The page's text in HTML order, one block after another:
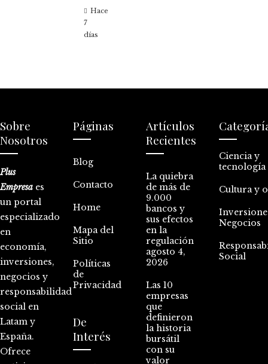
Hace
7
días
Sobre
Nosotros
Plus
Empresa es
un portal
especializado
en
economía,
inversiones,
negocios y
responsabilidad
social en
Latam y
España.
Ofrece
Páginas
Blog
Contacto
Home
Mapa del
Sitio
Políticas
de
Privacidad
De
Interés
Artículos
Recientes
La quiebra
de más de
9.000
bancos y
sus efectos
en la
regulación
agosto 4,
2026
Las 10
empresas
que
definieron
la historia
bursátil
con su
valor
Ciencia y
tecnología
Cultura y
Negocios
Social